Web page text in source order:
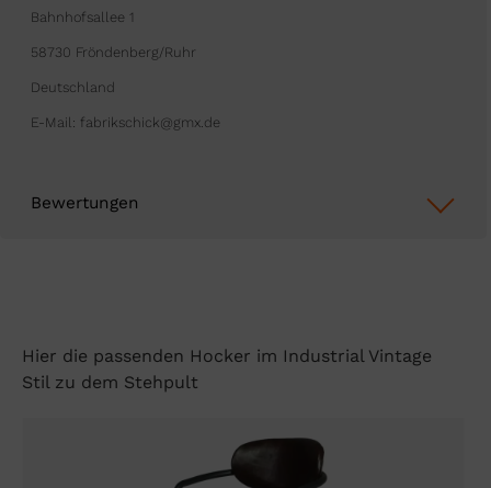
Bahnhofsallee 1
58730 Fröndenberg/Ruhr
Deutschland
E-Mail: fabrikschick@gmx.de
Bewertungen
Hier die passenden Hocker im Industrial Vintage
Stil zu dem Stehpult